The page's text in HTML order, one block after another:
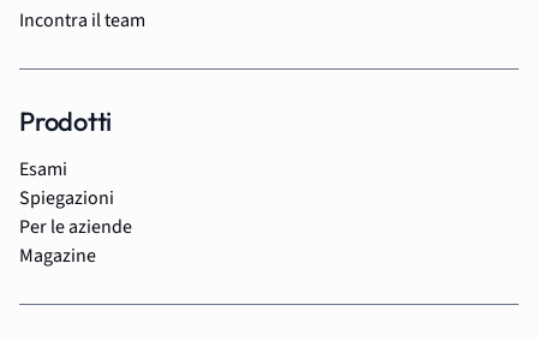
Incontra il team
Prodotti
Esami
Spiegazioni
Per le aziende
Magazine